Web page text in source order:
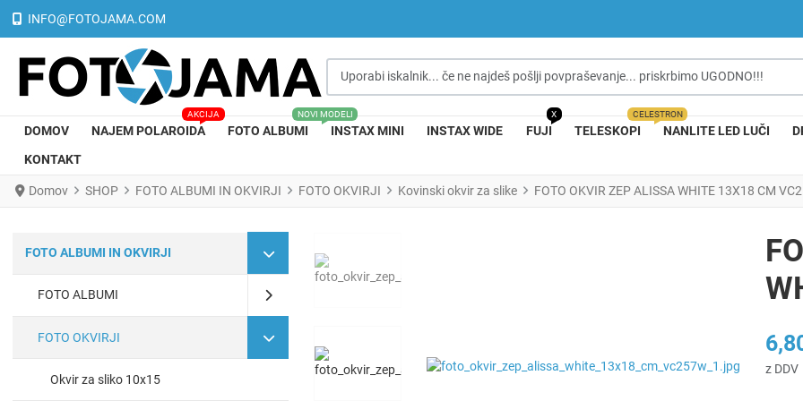
INFO@FOTOJAMA.COM
DOMOV NAJEM POLAROIDA
AKCIJA
FOTO ALBUMI
NOVI MODELI
INSTAX MINI INSTAX WIDE FUJI
X
TELESKOPI
CELESTRON
NANLITE LED LUČI
KONTAKT
Domov SHOP FOTO ALBUMI IN OKVIRJI FOTO OKVIRJI Kovinski okvir za slike FOTO OKVIR ZEP ALISSA WHITE 13X18 CM
FOTO ALBUMI IN OKVIRJI
FOTO ALBUMI
FOTO OKVIRJI
Okvir za sliko 10x15
z DDV